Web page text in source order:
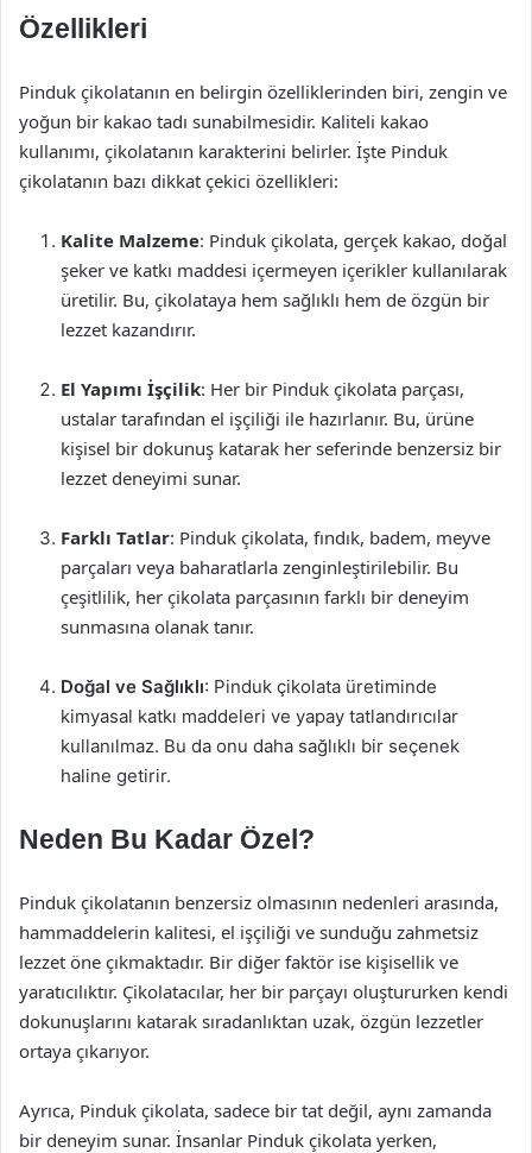
Özellikleri
Pinduk çikolatanın en belirgin özelliklerinden biri, zengin ve
yoğun bir kakao tadı sunabilmesidir. Kaliteli kakao
kullanımı, çikolatanın karakterini belirler. İşte Pinduk
çikolatanın bazı dikkat çekici özellikleri:
Kalite Malzeme: Pinduk çikolata, gerçek kakao, doğal
şeker ve katkı maddesi içermeyen içerikler kullanılarak
üretilir. Bu, çikolataya hem sağlıklı hem de özgün bir
lezzet kazandırır.
El Yapımı İşçilik: Her bir Pinduk çikolata parçası,
ustalar tarafından el işçiliği ile hazırlanır. Bu, ürüne
kişisel bir dokunuş katarak her seferinde benzersiz bir
lezzet deneyimi sunar.
Farklı Tatlar: Pinduk çikolata, fındık, badem, meyve
parçaları veya baharatlarla zenginleştirilebilir. Bu
çeşitlilik, her çikolata parçasının farklı bir deneyim
sunmasına olanak tanır.
Doğal ve Sağlıklı: Pinduk çikolata üretiminde
kimyasal katkı maddeleri ve yapay tatlandırıcılar
kullanılmaz. Bu da onu daha sağlıklı bir seçenek
haline getirir.
Neden Bu Kadar Özel?
Pinduk çikolatanın benzersiz olmasının nedenleri arasında,
hammaddelerin kalitesi, el işçiliği ve sunduğu zahmetsiz
lezzet öne çıkmaktadır. Bir diğer faktör ise kişisellik ve
yaratıcılıktır. Çikolatacılar, her bir parçayı oluştururken kendi
dokunuşlarını katarak sıradanlıktan uzak, özgün lezzetler
ortaya çıkarıyor.
Ayrıca, Pinduk çikolata, sadece bir tat değil, aynı zamanda
bir deneyim sunar. İnsanlar Pinduk çikolata yerken,